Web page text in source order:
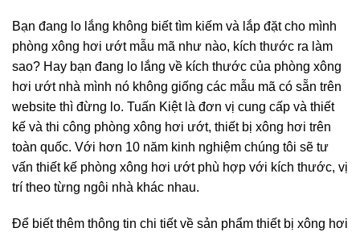
Bạn đang lo lắng không biết tìm kiếm và lắp đặt cho mình
phòng xông hơi ướt mẫu mã như nào, kích thước ra làm
sao? Hay bạn đang lo lắng về kích thước của phòng xông
hơi ướt nhà mình nó không giống các mẫu mã có sẵn trên
website thì đừng lo. Tuấn Kiệt là đơn vị cung cấp và thiết
kế và thi công phòng xông hơi ướt, thiết bị xông hơi trên
toàn quốc. Với hơn 10 năm kinh nghiệm chúng tôi sẽ tư
vấn thiết kế phòng xông hơi ướt phù hợp với kích thước, vị
trí theo từng ngôi nhà khác nhau.
Để biết thêm thông tin chi tiết về sản phẩm thiết bị xông hơi